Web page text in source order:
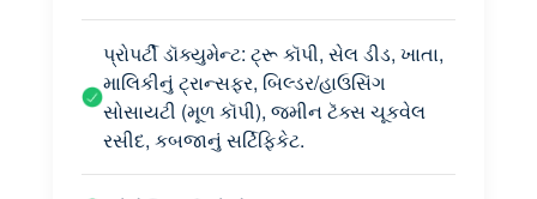
પ્રોપર્ટી ડૉક્યુમેન્ટ: ટ્રૂ કૉપી, સેલ ડીડ, ખાતા,
માલિકીનું ટ્રાન્સફર, બિલ્ડર/હાઉસિંગ
સોસાયટી (મૂળ કૉપી), જમીન ટૅક્સ ચૂકવેલ
રસીદ, કબજાનું સર્ટિફિકેટ.